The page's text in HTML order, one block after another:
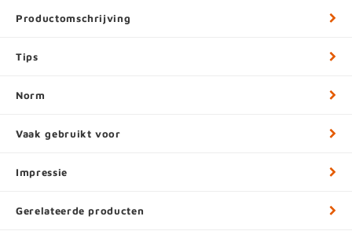
Productomschrijving
Tips
Norm
Vaak gebruikt voor
Impressie
Gerelateerde producten